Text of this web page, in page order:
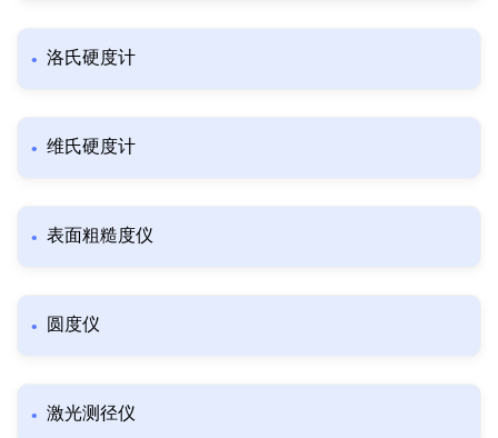
洛氏硬度计
维氏硬度计
表面粗糙度仪
圆度仪
激光测径仪